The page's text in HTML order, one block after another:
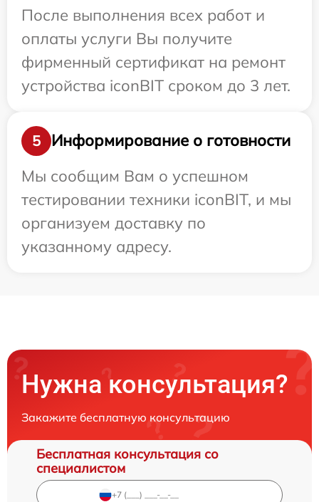
После выполнения всех работ и
оплаты услуги Вы получите
фирменный сертификат на ремонт
устройства iconBIT сроком до 3 лет.
5
Информирование о готовности
Мы сообщим Вам о успешном
тестировании техники iconBIT, и мы
организуем доставку по
указанному адресу.
Нужна консультация?
Закажите бесплатную консультацию
Бесплатная консультация со
специалистом